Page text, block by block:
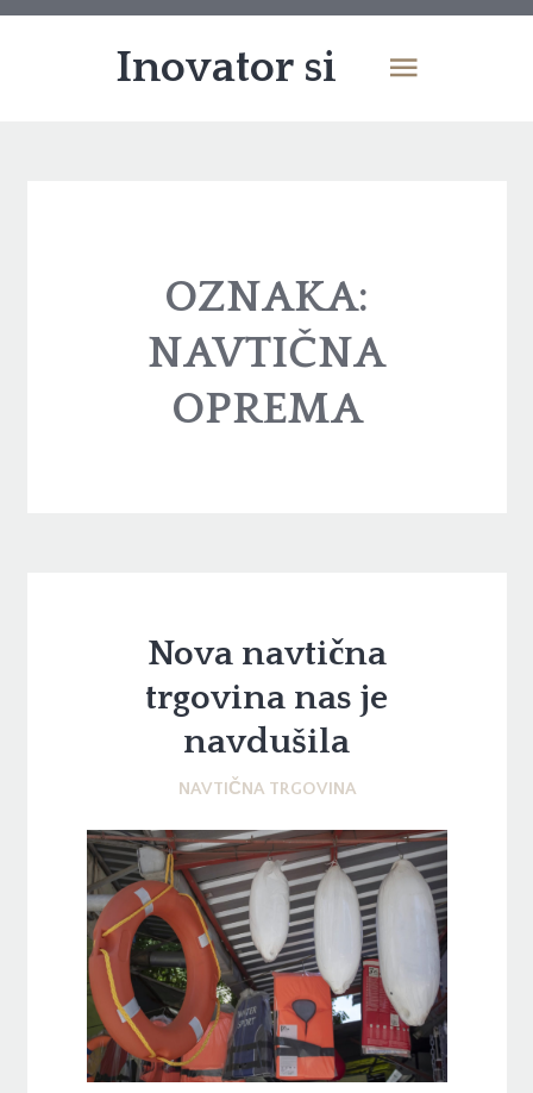
Inovator si
OZNAKA:
NAVTIČNA
OPREMA
Nova navtična
trgovina nas je
navdušila
NAVTIČNA TRGOVINA